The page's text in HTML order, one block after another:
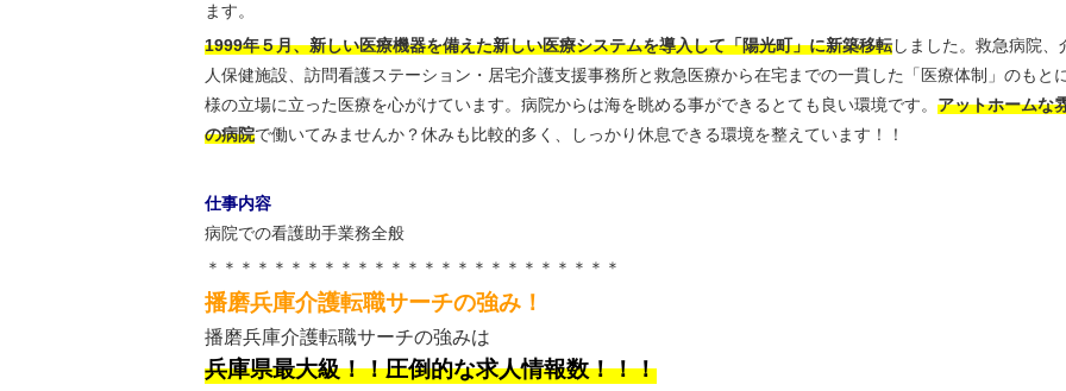
ます。
1999年５月、新しい医療機器を備えた新しい医療システムを導入して「陽光町」に新築移転しました。救急病院、
人保健施設、訪問看護ステーション・居宅介護支援事務所と救急医療から在宅までの一貫した「医療体制」のもと
様の立場に立った医療を心がけています。病院からは海を眺める事ができるとても良い環境です。 アットホームな
の病院で働いてみませんか？休みも比較的多く、しっかり休息できる環境を整えています！！
仕事内容
病院での看護助手業務全般
＊＊＊＊＊＊＊＊＊＊＊＊＊＊＊＊＊＊＊＊＊＊＊＊＊
播磨兵庫介護転職サーチの強み！
播磨兵庫介護転職サーチの強みは
兵庫県最大級！！圧倒的な求人情報数！！！